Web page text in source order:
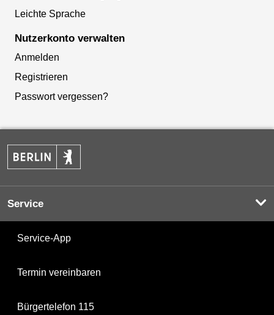
Leichte Sprache
Nutzerkonto verwalten
Anmelden
Registrieren
Passwort vergessen?
Service
Service-App
Termin vereinbaren
Bürgertelefon 115